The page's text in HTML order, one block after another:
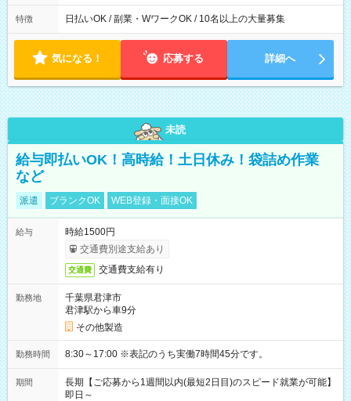
特徴 日払いOK / 副業・WワークOK / 10名以上の大量募集
気になる！ 応募する 詳細へ
未読
給与即払いOK！高時給！土日休み！袋詰め作業
など
派遣 ブランクOK WEB登録・面接OK
給与
時給1500円
交通費別途支給あり
交通費 交通費支給有り
勤務地
千葉県君津市
君津駅から車9分
その他製造
勤務時間 8:30～17:00 ※表記のうち実働7時間45分です。
期間
長期【ご応募から1週間以内(最短2日目)のスピード就業が可能】
即日～